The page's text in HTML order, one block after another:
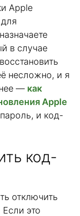
Apple
в случае
несложно, и я
— как
Apple
и код-
код-
отключить
это